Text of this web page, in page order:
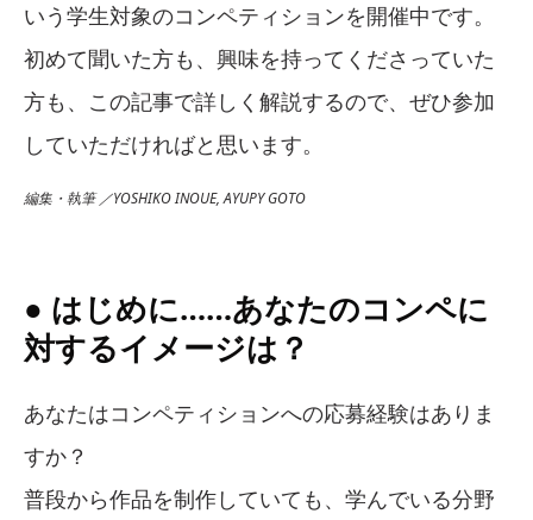
いう学生対象のコンペティションを開催中です。
初めて聞いた方も、興味を持ってくださっていた
方も、この記事で詳しく解説するので、ぜひ参加
していただければと思います。
編集・執筆 ／YOSHIKO INOUE, AYUPY GOTO
● はじめに……あなたのコンペに
対するイメージは？
あなたはコンペティションへの応募経験はありま
すか？
普段から作品を制作していても、学んでいる分野